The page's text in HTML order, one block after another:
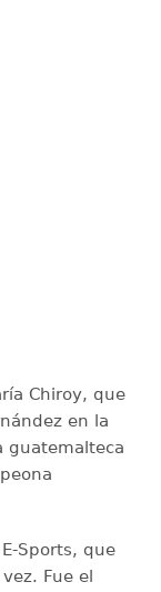
Chiroy, que
en la
guatemalteca
Sports, que
Fue el